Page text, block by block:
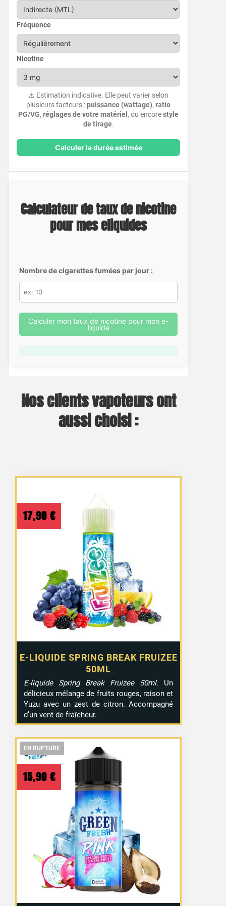
Fréquence
Nicotine
⚠️ Estimation indicative. Elle peut varier selon
plusieurs facteurs :puissance (wattage),ratio
PG/VG,réglages de votre matériel, ou encorestyle
de tirage.
Calculer la durée estimée
Calculateur de taux de nicotine
pour mes eliquides
Nombre de cigarettes fumées par jour :
Calculer mon taux de nicotine pour mon e-
liquide
Nos clients vapoteurs ont
aussi choisi :
E-LIQUIDE SPRING BREAK FRUIZEE
50ML
17,90 €
E-liquide Spring Break Fruizee 50ml. Un
délicieux mélange de fruits rouges, raison et
Yuzu avec un zest de citron. Accompagné
d’un vent de fraîcheur.
EN RUPTURE
EN RUPTURE
15,90 €
EN RUPTURE